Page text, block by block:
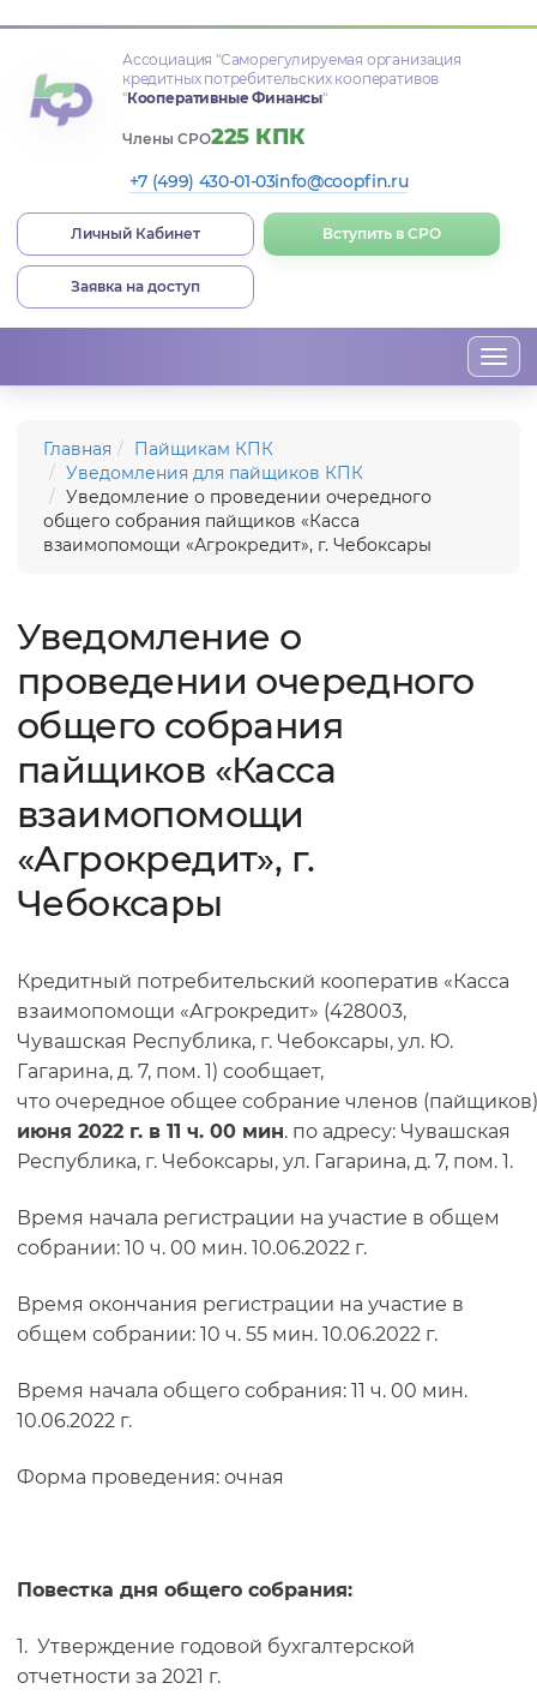
Ассоциация "Саморегулируемая организация
кредитных потребительских кооперативов
"Кооперативные Финансы"
Члены СРО225 КПК
+7 (499) 430-01-03info@coopfin.ru
Личный Кабинет Вступить в СРО
Заявка на доступ
Главная
Пайщикам КПК
Уведомления для пайщиков КПК
Уведомление о проведении очередного
общего собрания пайщиков «Касса
взаимопомощи «Агрокредит», г. Чебоксары
Уведомление о
проведении очередного
общего собрания
пайщиков «Касса
взаимопомощи
«Агрокредит», г.
Чебоксары
Кредитный потребительский кооператив «Касса
взаимопомощи «Агрокредит» (428003,
Чувашская Республика, г. Чебоксары, ул. Ю.
Гагарина, д. 7, пом. 1) сообщает,
что очередное общее собрание членов
июня 2022 г. в 11 ч. 00 мин. по адресу: Чувашская
Республика, г. Чебоксары, ул. Гагарина, д. 7, пом. 1.
Время начала регистрации на участие в общем
собрании: 10 ч. 00 мин. 10.06.2022 г.
Время окончания регистрации на участие в
общем собрании: 10 ч. 55 мин. 10.06.2022 г.
Время начала общего собрания: 11 ч. 00 мин.
10.06.2022 г.
Форма проведения: очная
Повестка дня общего собрания:
1. Утверждение годовой бухгалтерской
отчетности за 2021 г.